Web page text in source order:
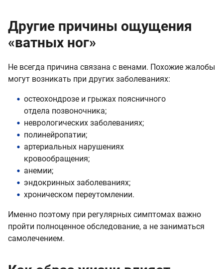
Другие причины ощущения
«ватных ног»
Не всегда причина связана с венами. Похожие жалобы
могут возникать при других заболеваниях:
остеохондрозе и грыжах поясничного
отдела позвоночника;
неврологических заболеваниях;
полинейропатии;
артериальных нарушениях
кровообращения;
анемии;
эндокринных заболеваниях;
хроническом переутомлении.
Именно поэтому при регулярных симптомах важно
пройти полноценное обследование, а не заниматься
самолечением.